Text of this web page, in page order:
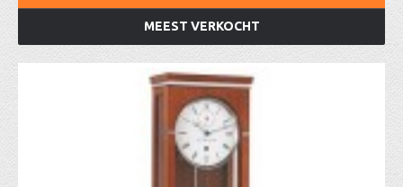
MEEST VERKOCHT